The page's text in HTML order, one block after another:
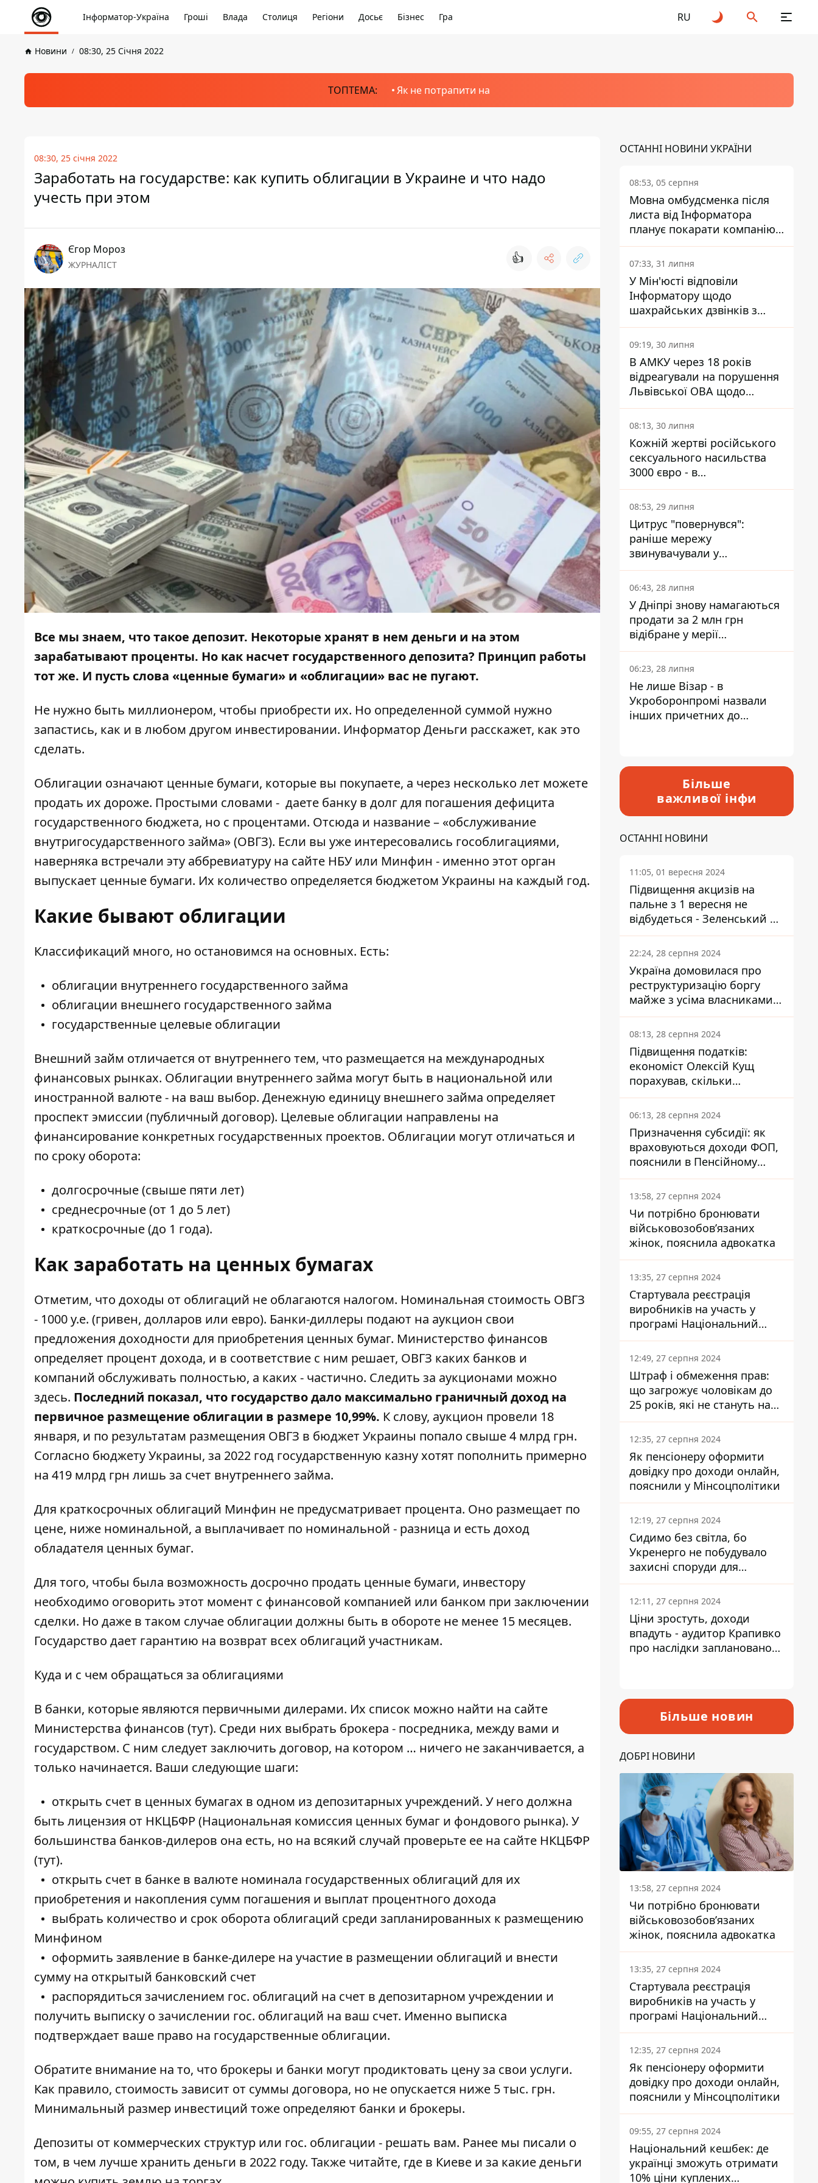
Інформатор-Україна Гроші Влада Столиця Регіони Досьє Бізнес Гра RU
Новини 08:30, 25 Січня 2022
ТОПТЕМА: Як не потрапити на
08:30, 25 січня 2022
Заработать на государстве: как купить облигации в Украине и что надо
учесть при этом
Єгор Мороз
ЖУРНАЛІСТ 👍
Все мы знаем, что такое депозит. Некоторые хранят в нем деньги и на этом
зарабатывают проценты. Но как насчет государственного депозита? Принцип работы
тот же. И пусть слова «ценные бумаги» и «облигации» вас не пугают.
Не нужно быть миллионером, чтобы приобрести их. Но определенной суммой нужно
запастись, как и в любом другом инвестировании. Информатор Деньги расскажет, как это
сделать.
Облигации означают ценные бумаги, которые вы покупаете, а через несколько лет можете
продать их дороже. Простыми словами - даете банку в долг для погашения дефицита
государственного бюджета, но с процентами. Отсюда и название – «обслуживание
внутригосударственного займа» (ОВГЗ). Если вы уже интересовались гособлигациями,
наверняка встречали эту аббревиатуру на сайте НБУ или Минфин - именно этот орган
выпускает ценные бумаги. Их количество определяется бюджетом Украины на каждый год.
Какие бывают облигации
Классификаций много, но остановимся на основных. Есть:
облигации внутреннего государственного займа
облигации внешнего государственного займа
государственные целевые облигации
Внешний займ отличается от внутреннего тем, что размещается на международных
финансовых рынках. Облигации внутреннего займа могут быть в национальной или
иностранной валюте - на ваш выбор. Денежную единицу внешнего займа определяет
проспект эмиссии (публичный договор). Целевые облигации направлены на
финансирование конкретных государственных проектов. Облигации могут отличаться и
по сроку оборота:
долгосрочные (свыше пяти лет)
среднесрочные (от 1 до 5 лет)
краткосрочные (до 1 года).
Как заработать на ценных бумагах
Отметим, что доходы от облигаций не облагаются налогом. Номинальная стоимость ОВГЗ
- 1000 у.е. (гривен, долларов или евро). Банки-диллеры подают на аукцион свои
предложения доходности для приобретения ценных бумаг. Министерство финансов
определяет процент дохода, и в соответствие с ним решает, ОВГЗ каких банков и
компаний обслуживать полностью, а каких - частично. Следить за аукционами можно
здесь. Последний показал, что государство дало максимально граничный доход на
первичное размещение облигации в размере 10,99%. К слову, аукцион провели 18
января, и по результатам размещения ОВГЗ в бюджет Украины попало свыше 4 млрд грн.
Согласно бюджету Украины, за 2022 год государственную казну хотят пополнить примерно
на 419 млрд грн лишь за счет внутреннего займа.
Для краткосрочных облигаций Минфин не предусматривает процента. Оно размещает по
цене, ниже номинальной, а выплачивает по номинальной - разница и есть доход
обладателя ценных бумаг.
Для того, чтобы была возможность досрочно продать ценные бумаги, инвестору
необходимо оговорить этот момент с финансовой компанией или банком при заключении
сделки. Но даже в таком случае облигации должны быть в обороте не менее 15 месяцев.
Государство дает гарантию на возврат всех облигаций участникам.
Куда и с чем обращаться за облигациями
В банки, которые являются первичными дилерами. Их список можно найти на сайте
Министерства финансов (тут). Среди них выбрать брокера - посредника, между вами и
государством. С ним следует заключить договор, на котором … ничего не заканчивается, а
только начинается. Ваши следующие шаги:
открыть счет в ценных бумагах в одном из депозитарных учреждений. У него должна
быть лицензия от НКЦБФР (Национальная комиссия ценных бумаг и фондового рынка). У
большинства банков-дилеров она есть, но на всякий случай проверьте ее на сайте НКЦБФР
(тут).
открыть счет в банке в валюте номинала государственных облигаций для их
приобретения и накопления сумм погашения и выплат процентного дохода
выбрать количество и срок оборота облигаций среди запланированных к размещению
Минфином
оформить заявление в банке-дилере на участие в размещении облигаций и внести
сумму на открытый банковский счет
распорядиться зачислением гос. облигаций на счет в депозитарном учреждении и
получить выписку о зачислении гос. облигаций на ваш счет. Именно выписка
подтверждает ваше право на государственные облигации.
Обратите внимание на то, что брокеры и банки могут продиктовать цену за свои услуги.
Как правило, стоимость зависит от суммы договора, но не опускается ниже 5 тыс. грн.
Минимальный размер инвестиций тоже определяют банки и брокеры.
Депозиты от коммерческих структур или гос. облигации - решать вам. Ранее мы писали о
том, в чем лучше хранить деньги в 2022 году. Также читайте, где в Киеве и за какие деньги
ОСТАННІ НОВИНИ УКРАЇНИ
08:53, 05 серпня
Мовна омбудсменка після
листа від Інформатора
планує покарати компанію-
підрядника ПриватБанку
07:33, 31 липня
У Мін'юсті відповіли
Інформатору щодо
шахрайських дзвінків з
камери Сумського СІЗО так,
що ніхто нічого не зрозумів
09:19, 30 липня
В АМКУ через 18 років
відреагували на порушення
Львівської ОВА щодо
харчування у закладах
освіти
08:13, 30 липня
Кожній жертві російського
сексуального насильства
3000 євро - в
Мінсоцполітики пояснили
Інформатору, звідки на це
гроші
08:53, 29 липня
Цитрус "повернувся":
раніше мережу
звинувачували у
контрабанді техніки та
ухиленні від сплати
податків
06:43, 28 липня
У Дніпрі знову намагаються
продати за 2 млн грн
відібране у мерії
приміщення Укрпошти
06:23, 28 липня
Не лише Візар - в
Укроборонпромі назвали
інших причетних до
Більше
важливої інфи
ОСТАННІ НОВИНИ
11:05, 01 вересня 2024
Підвищення акцизів на
пальне з 1 вересня не
відбудеться - Зеленський не
підписав закон
22:24, 28 серпня 2024
Україна домовилася про
реструктуризацію боргу
майже з усіма власниками
єврооблігацій: що це
означає для країни
08:13, 28 серпня 2024
Підвищення податків:
економіст Олексій Кущ
порахував, скільки
заплатить кожен українець
06:13, 28 серпня 2024
Призначення субсидії: як
враховуються доходи ФОП,
пояснили в Пенсійному
фонді
13:58, 27 серпня 2024
Чи потрібно бронювати
військовозобов’язаних
жінок, пояснила адвокатка
13:35, 27 серпня 2024
Стартувала реєстрація
виробників на участь у
програмі Національний
кешбек: як це зробити
через портал Дія
12:49, 27 серпня 2024
Штраф і обмеження прав:
що загрожує чоловікам до
25 років, які не стануть на
військовий облік
12:35, 27 серпня 2024
Як пенсіонеру оформити
довідку про доходи онлайн,
пояснили у Мінсоцполітики
12:19, 27 серпня 2024
Сидимо без світла, бо
Укренерго не побудувало
захисні споруди для
енергетики - нардеп
Кучеренко
12:11, 27 серпня 2024
Ціни зростуть, доходи
впадуть - аудитор Крапивко
про наслідки запланованого
Більше новин
ДОБРІ НОВИНИ
13:58, 27 серпня 2024
Чи потрібно бронювати
військовозобов’язаних
жінок, пояснила адвокатка
13:35, 27 серпня 2024
Стартувала реєстрація
виробників на участь у
програмі Національний
кешбек: як це зробити
через портал Дія
12:35, 27 серпня 2024
Як пенсіонеру оформити
довідку про доходи онлайн,
пояснили у Мінсоцполітики
09:55, 27 серпня 2024
Національний кешбек: де
українці зможуть отримати
10% ціни куплених